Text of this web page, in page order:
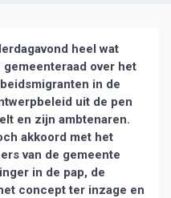
heel wat
over het
in de
uit de pen
en zijn ambtenaren.
akkoord met het
van de gemeente
in de pap, de
concept ter inzage en